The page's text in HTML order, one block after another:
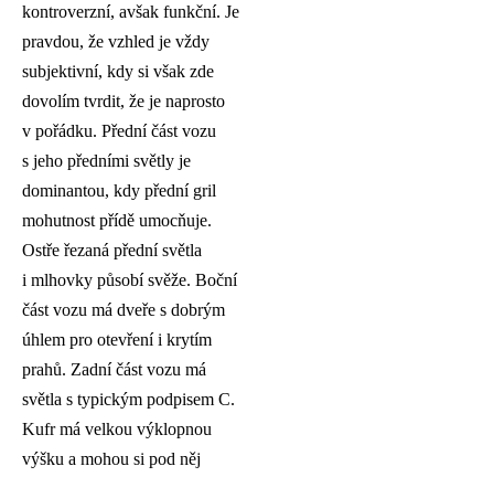
kontroverzní, avšak funkční. Je
pravdou, že vzhled je vždy
subjektivní, kdy si však zde
dovolím tvrdit, že je naprosto
v pořádku. Přední část vozu
s jeho předními světly je
dominantou, kdy přední gril
mohutnost přídě umocňuje.
Ostře řezaná přední světla
i mlhovky působí svěže. Boční
část vozu má dveře s dobrým
úhlem pro otevření i krytím
prahů. Zadní část vozu má
světla s typickým podpisem C.
Kufr má velkou výklopnou
výšku a mohou si pod něj